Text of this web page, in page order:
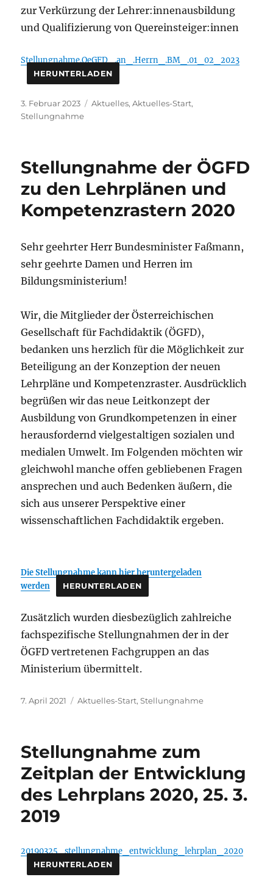
zur Verkürzung der Lehrer:innenausbildung
und Qualifizierung von Quereinsteiger:innen
Stellungnahme.OeGFD_.an_.Herrn_.BM_.01_02_2023
HERUNTERLADEN
Veröffentlicht
am
3. Februar 2023 Kategorien
Aktuelles,Aktuelles-Start,
Stellungnahme
Stellungnahme der ÖGFD
zu den Lehrplänen und
Kompetenzrastern 2020
Sehr geehrter Herr Bundesminister Faßmann,
sehr geehrte Damen und Herren im
Bildungsministerium!
Wir, die Mitglieder der Österreichischen
Gesellschaft für Fachdidaktik (ÖGFD),
bedanken uns herzlich für die Möglichkeit zur
Beteiligung an der Konzeption der neuen
Lehrpläne und Kompetenzraster. Ausdrücklich
begrüßen wir das neue Leitkonzept der
Ausbildung von Grundkompetenzen in einer
herausfordernd vielgestaltigen sozialen und
medialen Umwelt. Im Folgenden möchten wir
gleichwohl manche offen gebliebenen Fragen
ansprechen und auch Bedenken äußern, die
sich aus unserer Perspektive einer
wissenschaftlichen Fachdidaktik ergeben.
Die Stellungnahme kann hier heruntergeladen
werden
HERUNTERLADEN
Zusätzlich wurden diesbezüglich zahlreiche
fachspezifische Stellungnahmen der in der
ÖGFD vertretenen Fachgruppen an das
Ministerium übermittelt.
Veröffentlicht
7. April 2021 Kategorien
Aktuelles-Start,Stellungnahme
Stellungnahme zum
Zeitplan der Entwicklung
des Lehrplans 2020, 25. 3.
2019
20190325_stellungnahme_entwicklung_lehrplan_2020
HERUNTERLADEN